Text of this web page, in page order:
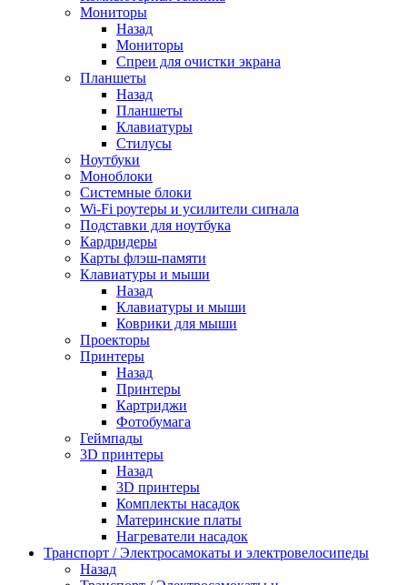
Мониторы
Назад
Мониторы
Спреи для очистки экрана
Планшеты
Назад
Планшеты
Клавиатуры
Стилусы
Ноутбуки
Моноблоки
Системные блоки
Wi-Fi роутеры и усилители сиrнала
Подставки для ноутбука
Кардридеры
Карты флэш-памяти
Клавиатуры и мыши
Назад
Клавиатуры и мыши
Коврики для мыши
Проекторы
Принтеры
Назад
Принтеры
Картриджи
Фотобумага
Геймпады
3D принтеры
Назад
3D принтеры
Комплекты насадок
Материнские платы
Нагреватели насадок
Транспорт / Электросамокаты и электровелосипеды
Назад